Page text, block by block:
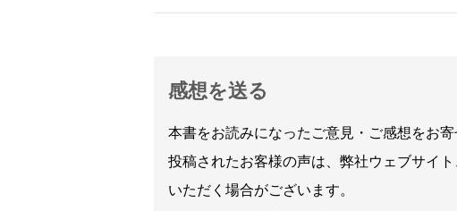
感想を送る
本書をお読みになったご意見・ご感想をお寄
投稿されたお客様の声は、弊社ウェブサイ
いただく場合がございます。